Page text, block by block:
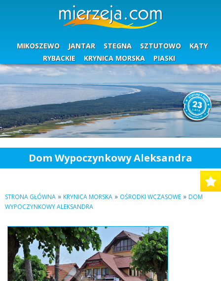
MIKOSZEWO JANTAR STEGNA SZTUTOWO
KĄTY
RYBACKIE
KRYNICA MORSKA PIASKI
Dom Wypoczynkowy Aleksandra
STRONA GŁÓWNA » KRYNICA MORSKA » OŚRODKI WCZASOWE » DOM
WYPOCZYNKOWY ALEKSANDRA